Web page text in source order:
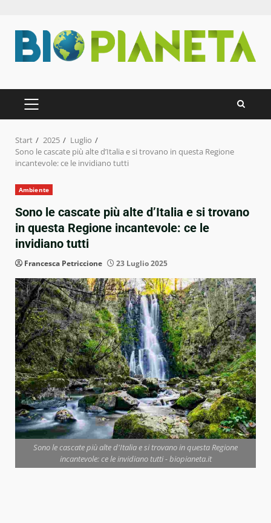
Inhalt
springen
PRIMÄRES
MENÜ
Start 2025
Luglio
Sono le cascate più alte d’Italia e si trovano in questa Regione
incantevole: ce le invidiano tutti
Ambiente
Sono le cascate più alte d’Italia e si trovano
in questa Regione incantevole: ce le
invidiano tutti
Francesca Petriccione 23 Luglio 2025
Sono le cascate più alte d'Italia e si trovano in questa Regione
incantevole: ce le invidiano tutti - biopianeta.it